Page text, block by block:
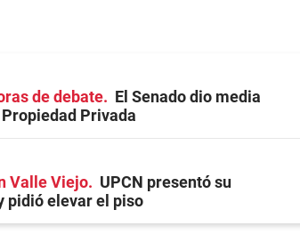
de debate
El Senado dio media
Privada
Valle Viejo
UPCN presentó su
pidió elevar el piso